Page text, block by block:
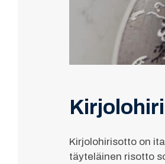
Kirjolohirisotto on
täyteläinen risotto